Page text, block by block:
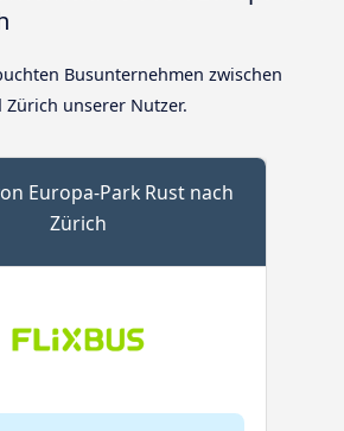
Busunternehmen zwischen
Zürich unserer Nutzer.
Europa-Park Rust nach
Zürich